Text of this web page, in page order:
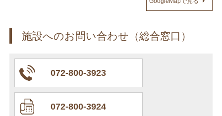
施設へのお問い合わせ（総合窓口）
072-800-3923
072-800-3924